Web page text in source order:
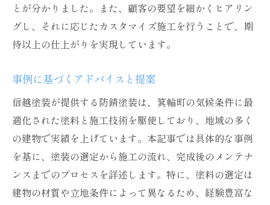
とが分かりました。また、顧客の要望を細かくヒアリン
グし、それに応じたカスタマイズ施工を行うことで、期
待以上の仕上がりを実現しています。
事例に基づくアドバイスと提案
信越塗装が提供する防錆塗装は、箕輪町の気候条件に最
適化された塗料と施工技術を駆使しており、地域の多く
の建物で実績を上げています。本記事では具体的な事例
を基に、塗装の選定から施工の流れ、完成後のメンテナ
ンスまでのプロセスを詳述します。特に、塗料の選定は
建物の材質や立地条件によって異なるため、経験豊富な